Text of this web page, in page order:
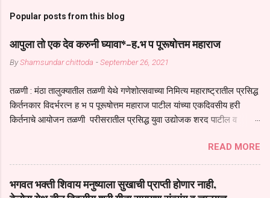
Popular posts from this blog
आपुला तो एक देव करुनी घ्यावा*-ह.भ प पूरूषोत्तम महाराज
ByShamsundar chittoda -September 26, 2021
तळणी : मंठा तालुक्यातील तळणी येथे गणेशोत्सवाच्या निमित्य महाराष्ट्रातील प्रसिद्ध
किर्तनकार विदर्भरत्न ह भ प पूरूषोत्तम महाराज पाटील यांच्या एकदिवसीय हरी
किर्तनाचे आयोजन तळणी परीसरातील प्रसिद्ध युवा उद्योजक शरद पाटील व
तुकाराम महाराज यांच्या *आपुला तो एक देव करुनी घ्यावा* *तेणे विन जिवा सुख
नोहे* *येरती माईक दुःखाची जनीती* *नाही आदी अंती अवसान* या अभंगावर
सुंदर निरूपण केले सध्य स्थितीचा काळ हा मानव जातीच्या परीक्षेचा काळ आहे
धर्ममंडपात बसलेली लोक ही खरच भाग्यवान आहेत कोरोना सारख्या महामारीत आपंण
READ MORE
भगवत भक्ती शिवाय मनुष्याला सुखाची प्राप्ती होणार नाही,